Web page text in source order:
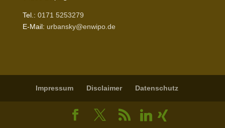
Tel.: 0171 5253279
E‑Mail: urbansky@​enwipo.​de
Impressum Disclaimer Daten­schutz